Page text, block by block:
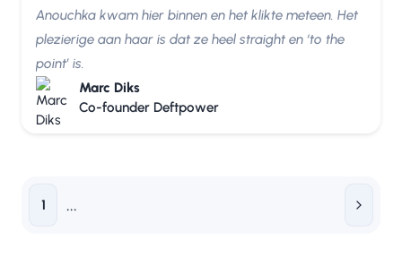
Anouchka kwam hier binnen en het klikte meteen. Het
plezierige aan haar is dat ze heel straight en ‘to the
point’ is.
Marc Diks
Co-founder Deftpower
1 ...